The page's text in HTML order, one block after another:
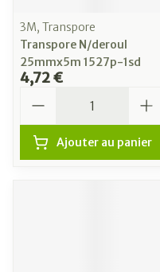
3M, Transpore
Transpore N/deroul
25mmx5m 1527p-1sd
4,72 €
Ajouter au panier